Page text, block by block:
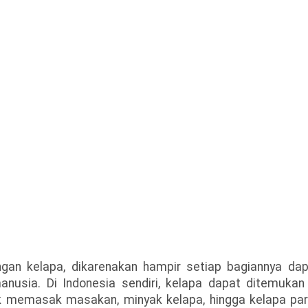
kelapa, dikarenakan hampir setiap bagiannya
Di Indonesia sendiri, kelapa dapat
masakan, minyak kelapa, hingga kelapa